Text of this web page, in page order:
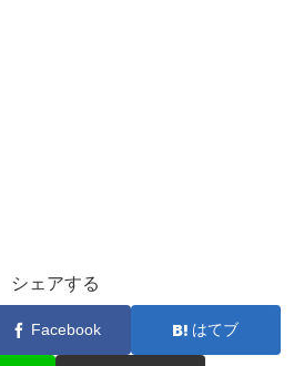
シェアする
Facebook はてブ